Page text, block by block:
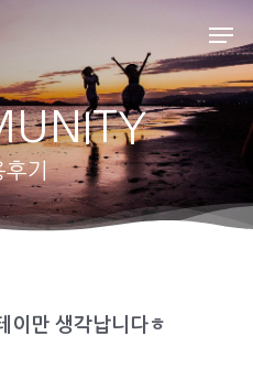
close
후기
이만 생각납니다ㅎ